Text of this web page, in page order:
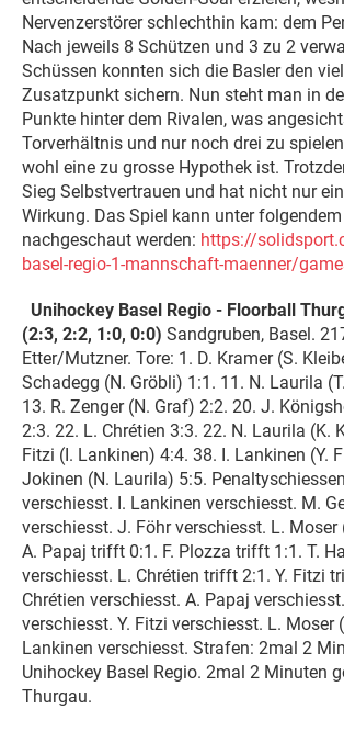
Nervenzerstörer schlechthin kam: dem
Nach jeweils 8 Schützen und 3 zu 2
Schüssen konnten sich die Basler den
Zusatzpunkt sichern. Nun steht man in
Punkte hinter dem Rivalen, was
Torverhältnis und nur noch drei zu
wohl eine zu grosse Hypothek ist.
Sieg Selbstvertrauen und hat nicht nur
Wirkung. Das Spiel kann unter
nachgeschaut werden: https://
basel-regio-1-mannschaft-maenner/
Unihockey Basel Regio - Floorball
(2:3, 2:2, 1:0, 0:0) Sandgruben, Basel.
Etter/Mutzner. Tore: 1. D. Kramer (S.
Schadegg (N. Gröbli) 1:1. 11. N. Laurila
13. R. Zenger (N. Graf) 2:2. 20. J.
2:3. 22. L. Chrétien 3:3. 22. N. Laurila (K.
Fitzi (I. Lankinen) 4:4. 38. I. Lankinen (Y.
Jokinen (N. Laurila) 5:5.
verschiesst. I. Lankinen verschiesst. M.
verschiesst. J. Föhr verschiesst. L. Moser
A. Papaj trifft 0:1. F. Plozza trifft 1:1. T.
verschiesst. L. Chrétien trifft 2:1. Y. Fitzi
Chrétien verschiesst. A. Papaj
verschiesst. Y. Fitzi verschiesst. L. Moser
Lankinen verschiesst. Strafen: 2mal 2
Unihockey Basel Regio. 2mal 2 Minuten
Thurgau.